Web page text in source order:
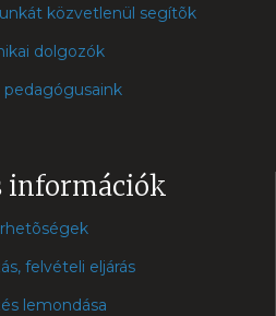
közvetlenül segítõk
dolgozók
pedagógusaink
információk
felvételi eljárás
lemondása